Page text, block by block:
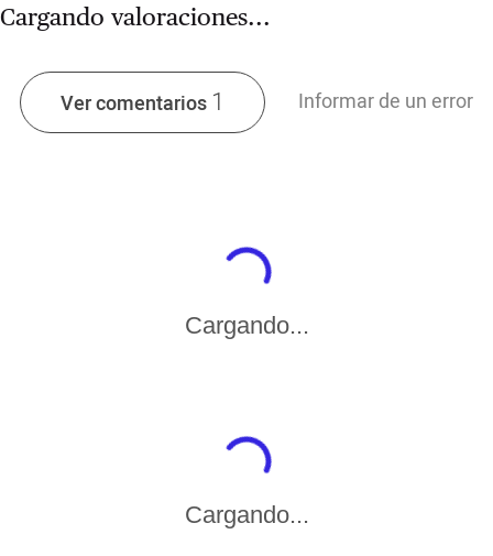
Cargando valoraciones...
Ver comentarios 1 Informar de un error
Cargando...
Cargando...